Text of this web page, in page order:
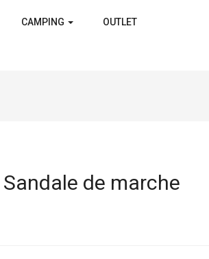
CAMPING OUTLET
Sandale de marche